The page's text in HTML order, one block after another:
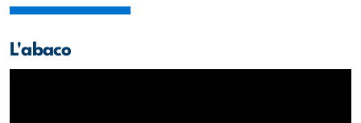
L'abaco